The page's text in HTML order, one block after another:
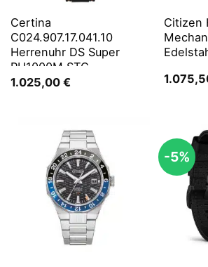
Certina
C024.907.17.041.10
Herrenuhr DS Super
PH1000M STC
1.025,00 €
Citizen
-5%